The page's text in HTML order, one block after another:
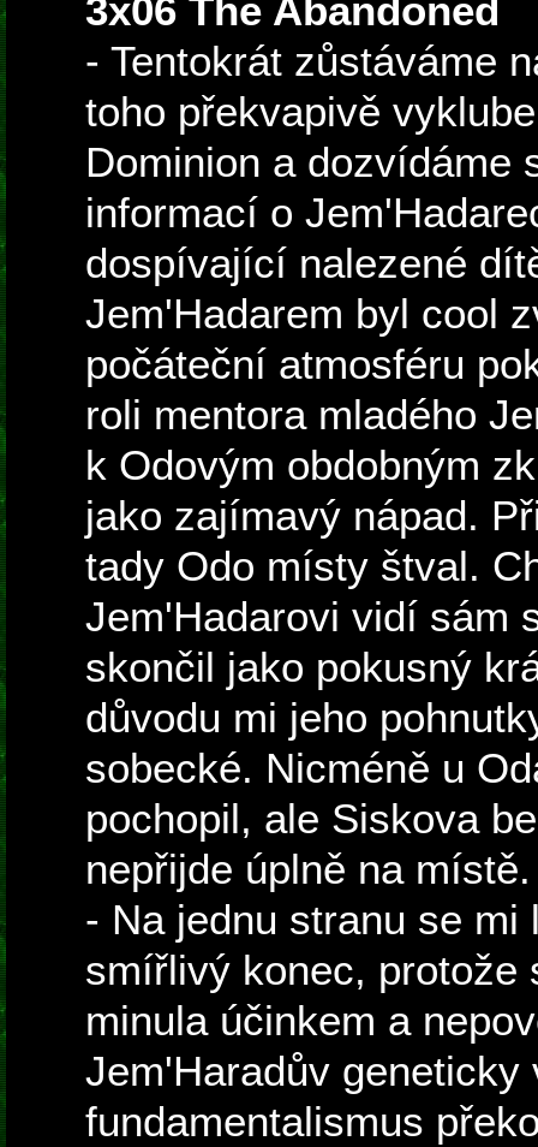
3x06 The Abandoned
- Tentokrát zůstáváme
toho překvapivě
Dominion a dozvídáme
informací o
dospívající nalezené
Jem'Hadarem byl cool
počáteční atmosféru
roli mentora mladého
k Odovým obdobným
jako zajímavý nápad.
tady Odo místy štval.
Jem'Hadarovi vidí sám
skončil jako pokusný
důvodu mi jeho
sobecké. Nicméně u
pochopil, ale Siskova
nepřijde úplně na místě.
- Na jednu stranu se
smířlivý konec, protože
minula účinkem a
Jem'Haradův geneticky
fundamentalismus